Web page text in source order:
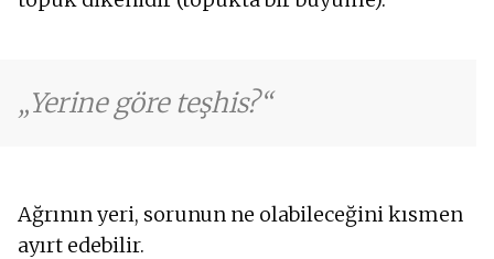
Yerine göre teşhis?
Ağrının yeri, sorunun ne olabileceğini kısmen
ayırt edebilir.